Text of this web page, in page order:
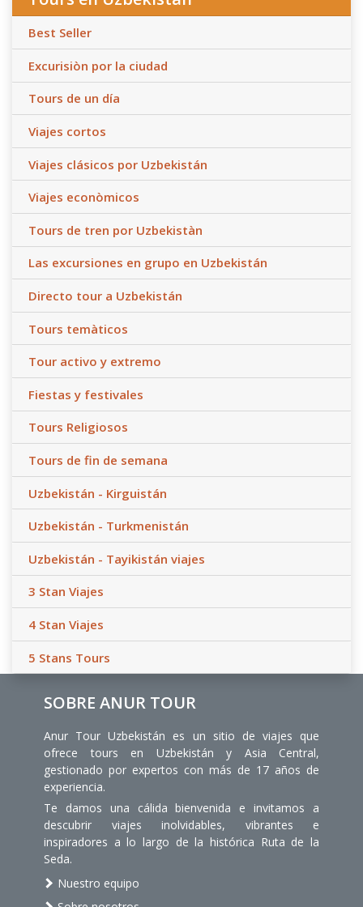
Best Seller
Excurisiòn por la ciudad
Tours de un día
Viajes cortos
Viajes clásicos por Uzbekistán
Viajes econòmicos
Tours de tren por Uzbekistàn
Las excursiones en grupo en Uzbekistán
Directo tour a Uzbekistán
Tours temàticos
Tour activo y extremo
Fiestas y festivales
Tours Religiosos
Tours de fin de semana
Uzbekistán - Kirguistán
Uzbekistán - Turkmenistán
Uzbekistán - Tayikistán viajes
3 Stan Viajes
4 Stan Viajes
5 Stans Tours
SOBRE ANUR TOUR
Anur Tour Uzbekistán es un sitio de viajes que
ofrece tours en Uzbekistán y Asia Central,
gestionado por expertos con más de 17 años de
experiencia.
Te damos una cálida bienvenida e invitamos a
descubrir viajes inolvidables, vibrantes e
inspiradores a lo largo de la histórica Ruta de la
Seda.
Nuestro equipo